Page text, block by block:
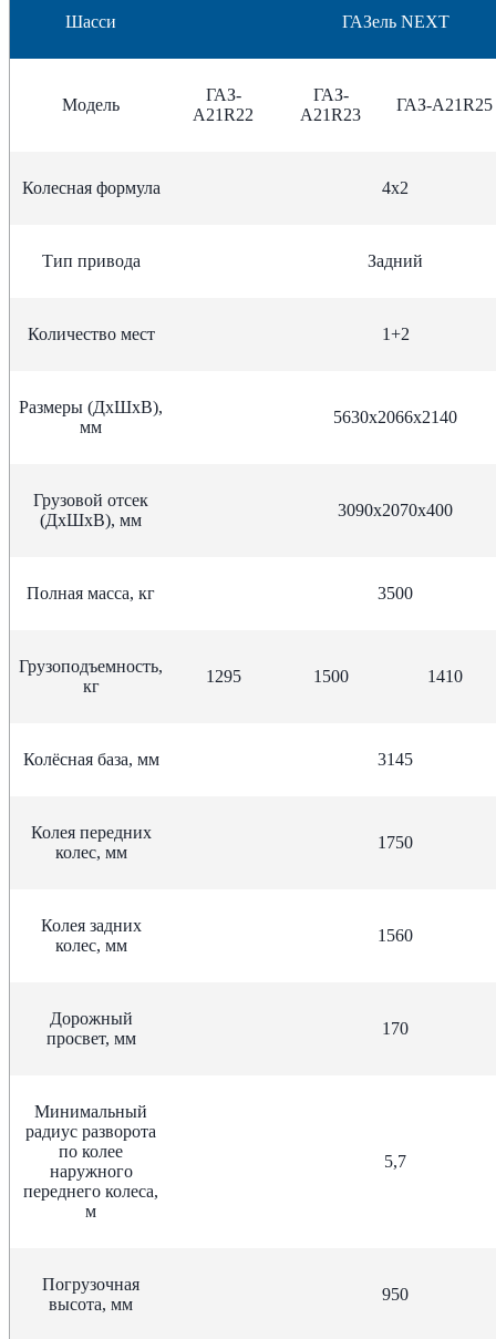
Шасси ГАЗель NEXT
Модель
ГАЗ-
A21R22
ГАЗ-
А21R23
ГАЗ-А21R25
Колесная формула 4х2
Тип привода Задний
Количество мест 1+2
Размеры (ДхШхВ),
мм
5630х2066х2140
Грузовой отсек
(ДхШхВ), мм
3090х2070х400
Полная масса, кг 3500
Грузоподъемность,
кг
1295 1500 1410
Колёсная база, мм 3145
Колея передних
колес, мм
1750
Колея задних
колес, мм
1560
Дорожный
просвет, мм
170
Минимальный
радиус разворота
по колее
наружного
переднего колеса,
м
5,7
Погрузочная
высота, мм
950